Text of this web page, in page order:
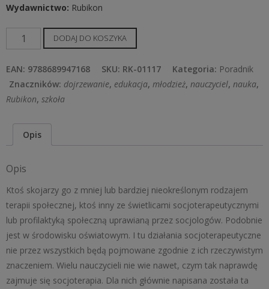
Wydawnictwo: Rubikon
ilość
Socjoterapia
w
szkole
-
poradnik
psychologiczny
DODAJ DO KOSZYKA
EAN: 9788689947168 SKU: RK-01117 Kategoria: Poradnik
Znaczników: dojrzewanie, edukacja, młodzież, nauczyciel, nauka,
Rubikon, szkoła
Opis
Opis
Ktoś skojarzy go z mniej lub bardziej nieokreślonym rodzajem
terapii społecznej, ktoś inny ze świetlicami socjoterapeutycznymi
lub profilaktyką społeczną uprawianą przez socjologów. Podobnie
jest w środowisku oświatowym. I tu działania socjoterapeutyczne
nie przez wszystkich będą pojmowane zgodnie z ich rzeczywistym
znaczeniem. Wielu nauczycieli nie wie nawet, czym tak naprawdę
zajmuje się socjoterapia. Dla nich głównie napisana została ta